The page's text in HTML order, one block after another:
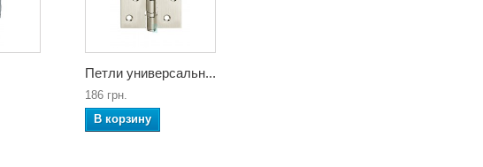
Петли универсальн...
186 грн.
В корзину